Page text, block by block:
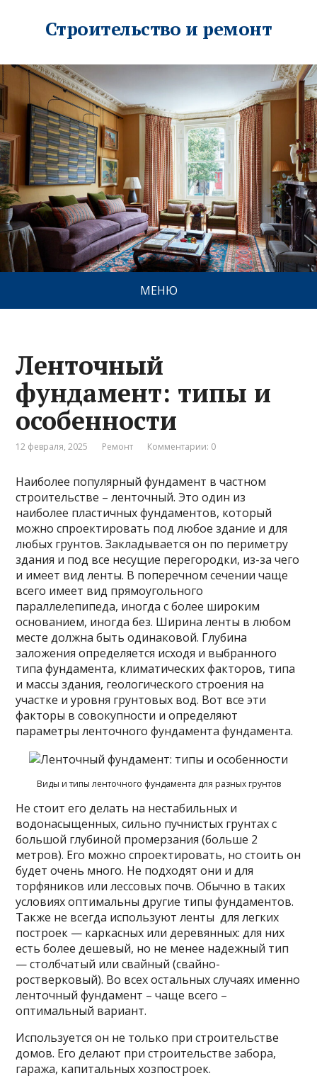
Строительство и ремонт
МЕНЮ
Ленточный
фундамент: типы и
особенности
12 февраля, 2025 Ремонт Комментарии: 0
Наиболее популярный фундамент в частном
строительстве – ленточный. Это один из
наиболее пластичных фундаментов, который
можно спроектировать под любое здание и для
любых грунтов. Закладывается он по периметру
здания и под все несущие перегородки, из-за чего
и имеет вид ленты. В поперечном сечении чаще
всего имеет вид прямоугольного
параллелепипеда, иногда с более широким
основанием, иногда без. Ширина ленты в любом
месте должна быть одинаковой. Глубина
заложения определяется исходя и выбранного
типа фундамента, климатических факторов, типа
и массы здания, геологического строения на
участке и уровня грунтовых вод. Вот все эти
факторы в совокупности и определяют
параметры ленточного фундамента фундамента.
Виды и типы ленточного фундамента для разных грунтов
Не стоит его делать на нестабильных и
водонасыщенных, сильно пучнистых грунтах с
большой глубиной промерзания (больше 2
метров). Его можно спроектировать, но стоить он
будет очень много. Не подходят они и для
торфяников или лессовых почв. Обычно в таких
условиях оптимальны другие типы фундаментов.
Также не всегда используют ленты для легких
построек — каркасных или деревянных: для них
есть более дешевый, но не менее надежный тип
— столбчатый или свайный (свайно-
ростверковый). Во всех остальных случаях именно
ленточный фундамент – чаще всего –
оптимальный вариант.
Используется он не только при строительстве
домов. Его делают при строительстве забора,
гаража, капитальных хозпостроек.